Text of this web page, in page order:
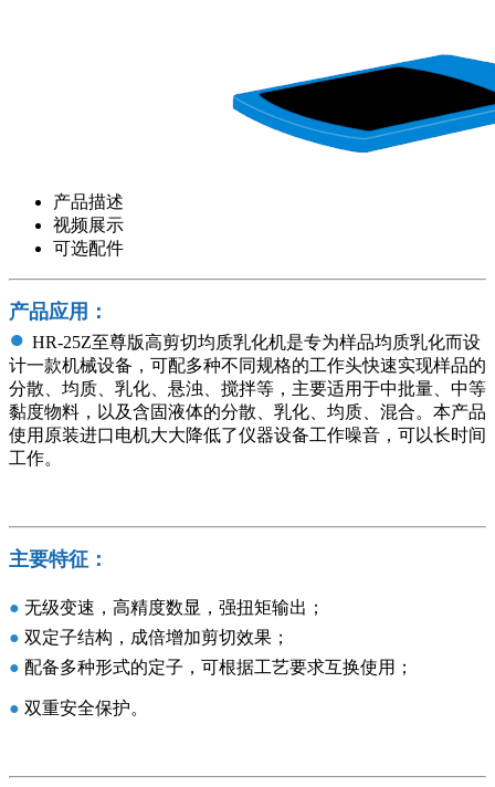
产品描述
视频展示
可选配件
产品应用：
● HR-25Z至尊版高剪切均质乳化机是专为样品均质乳化而设
计一款机械设备，可配多种不同规格的工作头快速实现样品的
分散、均质、乳化、悬浊、搅拌等，主要适用于中批量、中等
黏度物料，以及含固液体的分散、乳化、均质、混合。本产品
使用原装进口电机大大降低了仪器设备工作噪音，可以长时间
工作。
主要特征：
● 无级变速，高精度数显，强扭矩输出；
● 双定子结构，成倍增加剪切效果；
● 配备多种形式的定子，可根据工艺要求互换使用；
● 双重安全保护。